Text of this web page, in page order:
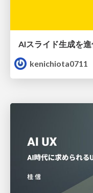
AIスライド生成を
kenichiota0711